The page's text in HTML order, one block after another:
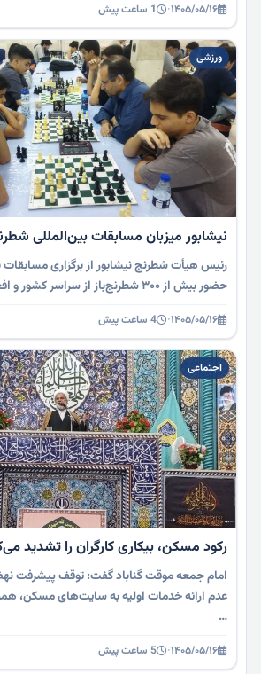
۱۴۰۵/۰۵/۱۶· 1 ساعت پیش
ورزشی
نیشابور میزبان مسابقات بین‌المللی
رئیس هیأت شطرنج نیشابور از برگزاری مسابقات
حضور بیش از ۳۰۰ شطرنج‌باز از سراسر کشور و افغانستان در اردوگاه …
۱۴۰۵/۰۵/۱۶· 4 ساعت پیش
اجتماعی
رکود مسکن، بیکاری کارگران را تشدید
امام جمعه موقت گناباد گفت: توقف پیشرفت
عدم ارائه خدمات اولیه به سایت‌های مسکن،
…
۱۴۰۵/۰۵/۱۶· 5 ساعت پیش